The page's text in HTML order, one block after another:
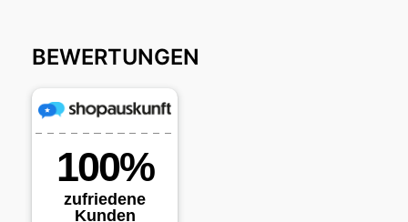
BEWERTUNGEN